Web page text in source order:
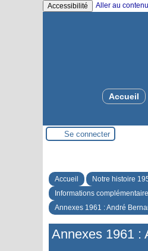
Accessibilité Aller au contenu
Accueil
Se connecter
Accueil Notre histoire
Informations
Annexes 1961 : André
Annexes 1961 :